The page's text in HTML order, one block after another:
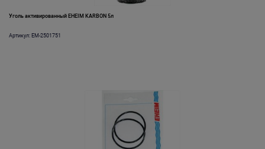
Уголь активированный EHEIM KARBON 5л
Артикул: EM-2501751